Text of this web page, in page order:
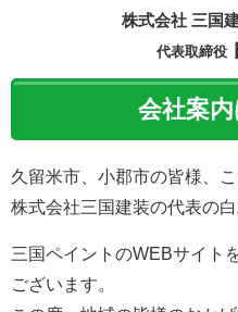
株式会社 三国
代表取締役
会社案
久留米市、小郡市の皆様、こ
株式会社三国建装の代表の白
三国ペイントのWEBサイト
ございます。